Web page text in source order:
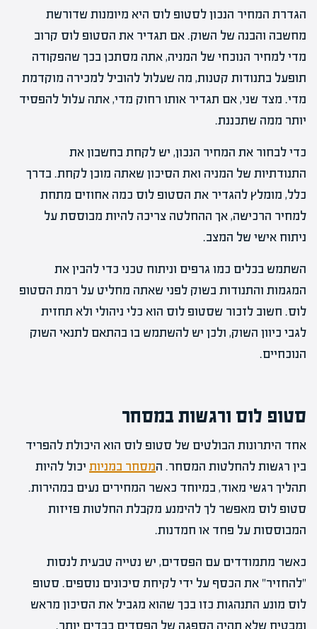
הגדרת המחיר הנכון לסטופ לוס היא מיומנות שדורשת
מחשבה והבנה של השוק. אם תגדיר את הסטופ לוס קרוב
מדי למחיר הנוכחי של המניה, אתה מסתכן בכך שהפקודה
תופעל בתנודות קטנות, מה שעלול להוביל למכירה מוקדמת
מדי. מצד שני, אם תגדיר אותו רחוק מדי, אתה עלול להפסיד
יותר ממה שתכננת.
כדי לבחור את המחיר הנכון, יש לקחת בחשבון את
התנודתיות של המניה ואת הסיכון שאתה מוכן לקחת. בדרך
כלל, מומלץ להגדיר את הסטופ לוס כמה אחוזים מתחת
למחיר הרכישה, אך ההחלטה צריכה להיות מבוססת על
ניתוח אישי של המצב.
השתמש בכלים כמו גרפים וניתוח טכני כדי להבין את
המגמות והתנודות בשוק לפני שאתה מחליט על רמת הסטופ
לוס. חשוב לזכור שסטופ לוס הוא כלי ניהולי ולא תחזית
לגבי כיוון השוק, ולכן יש להשתמש בו בהתאם לתנאי השוק
הנוכחיים.
סטופ לוס ורגשות במסחר
אחד היתרונות הבולטים של סטופ לוס הוא היכולת להפריד
בין רגשות להחלטות המסחר. המסחר במניות יכול להיות
תהליך רגשי מאוד, במיוחד כאשר המחירים נעים במהירות.
סטופ לוס מאפשר לך להימנע מקבלת החלטות פזיזות
המבוססות על פחד או חמדנות.
כאשר מתמודדים עם הפסדים, יש נטייה טבעית לנסות
"להחזיר" את הכסף על ידי לקיחת סיכונים נוספים. סטופ
לוס מונע התנהגות כזו בכך שהוא מגביל את הסיכון מראש
ומבטיח שלא תהיה הספגה של הפסדים כבדים יותר.